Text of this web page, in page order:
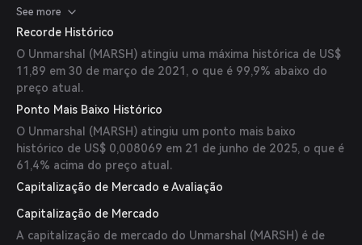
recente queda na atividade do mercado.
See more
Recorde Histórico
O Unmarshal (MARSH) atingiu uma máxima histórica de US$
11,89 em 30 de março de 2021, o que é 99,9% abaixo do
preço atual.
Ponto Mais Baixo Histórico
O Unmarshal (MARSH) atingiu um ponto mais baixo
histórico de US$ 0,008069 em 21 de junho de 2025, o que é
61,4% acima do preço atual.
Capitalização de Mercado e Avaliação
Capitalização de Mercado
A capitalização de mercado do Unmarshal (MARSH) é de